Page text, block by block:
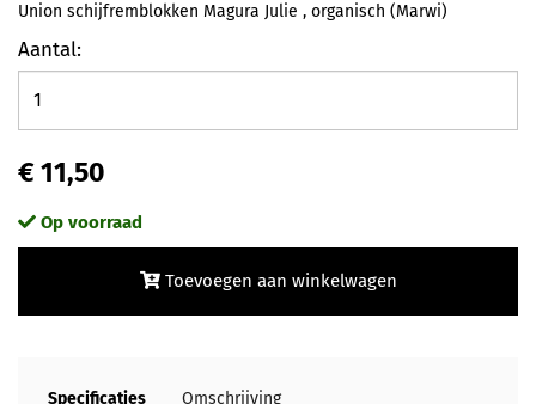
Union schijfremblokken Magura Julie , organisch (Marwi)
Aantal:
€ 11,50
Op voorraad
Toevoegen aan winkelwagen
Specificaties Omschrijving